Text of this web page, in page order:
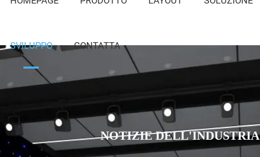
SVILUPPO CONTATTA
NOTIZIE DELL'INDUSTRIA